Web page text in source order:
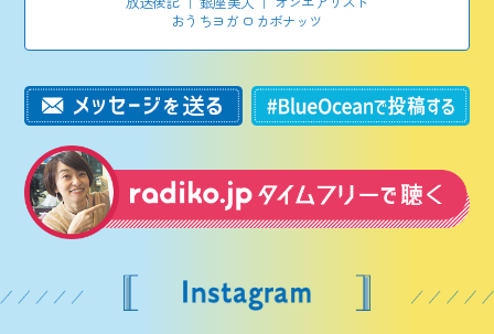
おうちヨガ ロカボナッツ